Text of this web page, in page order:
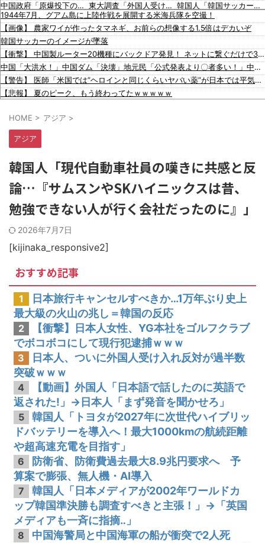
中国政府「原爆投下の背景こそ反省が必要だ」と主張
韓国政府「3年前に石炭火発のアンモニア混焼で協力するっていったけどあれ取りやめな。政権変わったし」……韓国とまともな協力ができない理由、これなんですよね
入国拒否の半数が日本人!? 「オーストラリアで日本人女性が売春」
【ヤバい】100件以上の窃盗をしたトルコ国籍の男3人を逮捕 #移民 #外国人
日本の神社仏閣が22日に１回燃えてる。
【動画】ロシア軍のドローンをネット発射装置で撃墜するウクライナ。
【動画】逃げる判断はやっ！埼玉でスマホ運転のプリウスに当て逃げされる車載。
【動画】よく助けられたな。岐阜の川で外国人が溺れてしまう事故。
東大調査「外国人受け入れ反対」大幅増（20.7pt増）、若い世代で増加幅大
デニー支援の小沢一郎氏（一般人）、辺野古沖事故について「玉城デニー知事の責任ではないが、不幸な出来事を悪宣伝に利用する人がいる」
韓国人「海外が想像する韓国人キャラクターのイメージがこちら・・・」
16歳の清水空跳が100m10秒00を記録して桐生祥秀の高校記録を更新、海外陸上競技ファンも大衝撃（海外の反応）
韓国人「韓国サッカー協会の接待問題が今日まで大騒ぎにならなかった理由がこちら…」→「処罰すべき…（ﾌﾞﾙﾌﾞﾙ」＝韓国の反応
海外「大谷翔平がワールドシリーズ3連覇＆WSMVPなら歴代何位？海外ファンの答えがこちら」
韓国人「日本の女子高生のセーラー服と外国人観光客の関係性」
韓国人「広告塔としても活躍…」大谷翔平が『日立建機』ブランドアンバサダーに就任、来年4月に社名変更で国内外へ発信へ
1944年7月、グアム島に上陸作戦を展開する米海兵隊を空撮！
【画像】 農家ワイが作ったタマネギ、お前らの想像する1.5倍はデカいぞ
韓国サッカーのイメージが墜落
【衝撃】 中国製ルーター20機種にバックドア発見！ ネットに繋ぐだけで35秒ごとに中国のサーバーと通信
中国「大洪水！」中国ダム「決壊」地元民「公式発表より〇者多い！」中国政府「住民拘束！（安否不明」中国当局「救助隊動画も削除」台風13号「三峡ダム接近中」→
【警告】 医師「米国では”ヘロインと同じくらいヤバい薬”が日本では平気で処方されてる」
【悲報】 夏のピーク、もう終わってたｗｗｗｗｗ
韓国人「観測史上最も暑い立秋になるか…日中の最高39度の猛暑が襲来」
【画像】 福原遥さん、意外とあるｗ
HOME > アジア >
アジア
韓国人「現代自動車社員の嘆きに共感と反
論…『サムスンやSKハイニックスは昔、
勉強できない人が行く会社だったのに』」
2026年7月7日
[kijinaka_responsive2]
おすすめ記事
1
日本旅行キャンセルすべきか…1万年ぶり史上
最大級の火山の兆し＝韓国の反応
2
【衝撃】日本人女性、YG本社をゴルフクラブ
でボコボコにして現行犯逮捕ｗｗｗ
3
日本人、ついに外国人受け入れ反対が過半数
突破ｗｗｗ
4
【動画】外国人「日本語で話したのに英語で
返された!」→日本人「まず発音を聞かせろ」
5
韓国人「トヨタが2027年に次世代ハイブリッ
ドバッテリーを導入へ！最大1000kmの航続距離
や超高速充電を目指す」
6
防衛省、防衛費過去最大8.9兆円要求へ 予
算案で膨張、無人機・AI導入
7
韓国人「日本メディアが2002年ワールドカ
ップ韓国準決勝も調査すべきと主張！」→「英国
メディアも一斉に指摘‥」
8
中国海警局と中国海軍の船が衝突で2人死